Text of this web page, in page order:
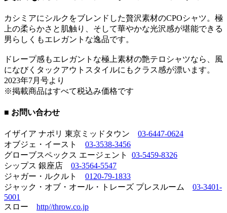
カシミアにシルクをブレンドした贅沢素材のCPOシャツ。極
上の柔らかさと肌触り、そして華やかな光沢感が堪能できる
男らしくもエレガントな逸品です。
ドレープ感もエレガントな極上素材の艶テロシャツなら、風
になびくタックアウトスタイルにもクラス感が漂います。
2023年7月号より
※掲載商品はすべて税込み価格です
■ お問い合わせ
イザイア ナポリ 東京ミッドタウン 03-6447-0624
オブジェ・イースト 03-3538-3456
グローブスペックス エージェント 03-5459-8326
シップス 銀座店 03-3564-5547
ジャガー・ルクルト 0120-79-1833
ジャック・オブ・オール・トレーズ プレスルーム 03-3401-
5001
スロー http//throw.co.jp